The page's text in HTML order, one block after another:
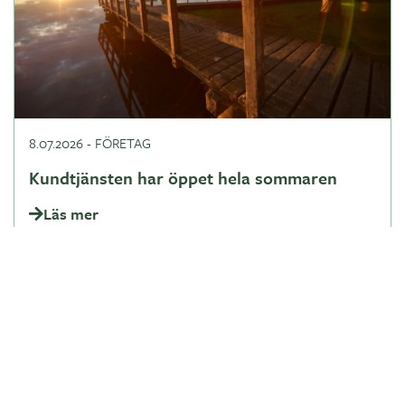
8.07.2026- FÖRETAG
Kundtjänsten har öppet hela sommaren
Läs mer